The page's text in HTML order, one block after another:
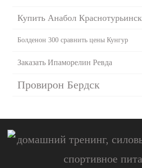
Купить Анабол Краснотурьинск
Болденон 300 сравнить цены Кунгур
Заказать Ипаморелин Ревда
Провирон Бердск